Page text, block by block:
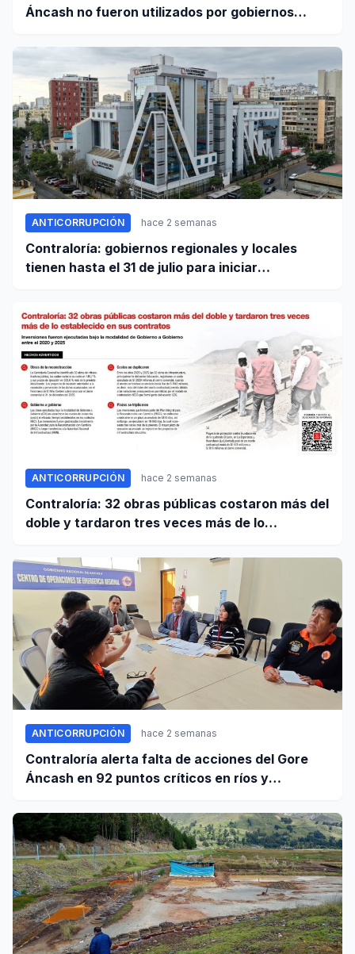
Áncash no fueron utilizados por gobiernos
ANTICORRUPCIÓN hace 2 semanas
Contraloría: gobiernos regionales y locales
tienen hasta el 31 de julio para iniciar
ANTICORRUPCIÓN hace 2 semanas
Contraloría: 32 obras públicas costaron más del
doble y tardaron tres veces más de lo
ANTICORRUPCIÓN hace 2 semanas
Contraloría alerta falta de acciones del Gore
Áncash en 92 puntos críticos en ríos y